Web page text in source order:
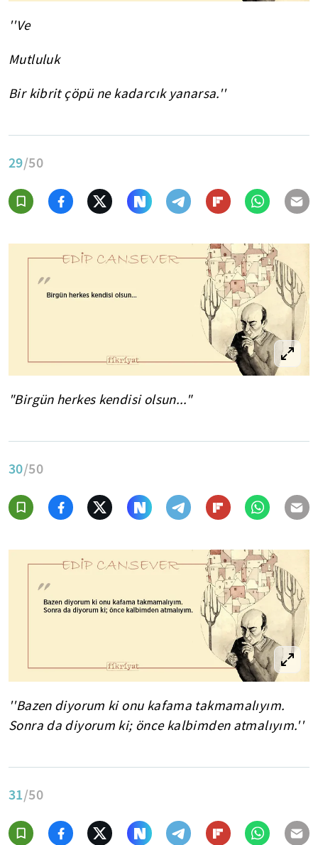
''Ve
Mutluluk
Bir kibrit çöpü ne kadarcık yanarsa.''
29/50
"Birgün herkes kendisi olsun..."
30/50
''Bazen diyorum ki onu kafama takmamalıyım.
Sonra da diyorum ki; önce kalbimden atmalıyım.''
31/50